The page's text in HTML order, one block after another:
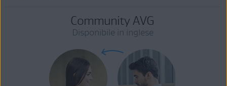
Community AVG
Disponibile in inglese